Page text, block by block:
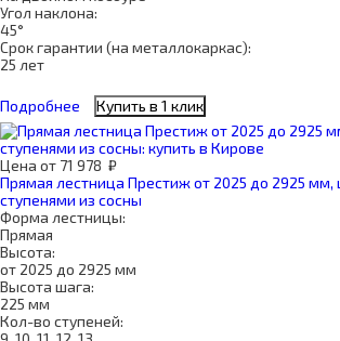
Угол наклона:
45°
Срок гарантии (на металлокаркас):
25 лет
Подробнее Купить в 1 клик
Цена от 71 978 ₽
Прямая лестница Престиж от 2025 до 2925 мм,
ступенями из сосны
Форма лестницы:
Прямая
Высота:
от 2025 до 2925 мм
Высота шага:
225 мм
Кол-во ступеней: